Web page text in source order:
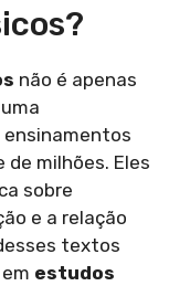
não é apenas
ensinamentos
milhões. Eles
sobre
e a relação
textos
estudos